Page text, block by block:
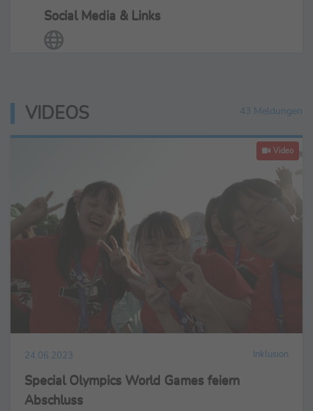
Social Media & Links
VIDEOS 43 Meldungen
Video
24.06.2023 Inklusion
Special Olympics World Games feiern
Abschluss